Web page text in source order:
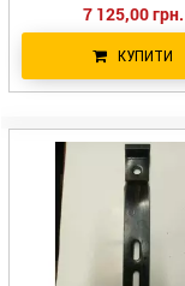
7 125,00 грн.
КУПИТИ